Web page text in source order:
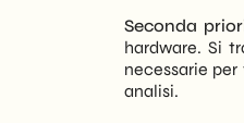
Seconda
hardware. Si
necessarie
analisi.